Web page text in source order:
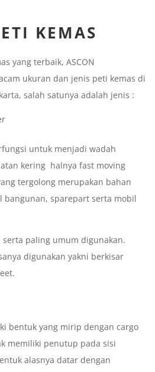
KEMAS
yang terbaik, ASCON
ukuran dan jenis peti kemas di
salah satunya adalah jenis :
untuk menjadi wadah
kering halnya fast moving
tergolong merupakan bahan
bangunan, sparepart serta mobil
paling umum digunakan.
digunakan yakni berkisar
bentuk yang mirip dengan cargo
memiliki penutup pada sisi
alasnya datar dengan